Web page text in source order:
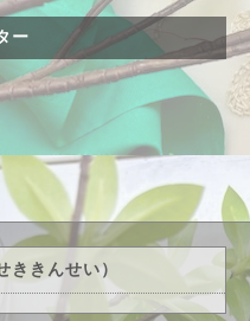
ー
ききんせい）